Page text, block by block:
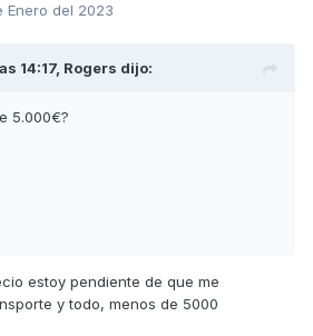
Enero del 2023
14:17, Rogers dijo:
5.000€?
estoy pendiente de que me
y todo, menos de 5000